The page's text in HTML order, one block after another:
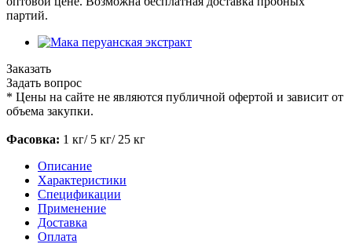
партий.
Заказать
Задать вопрос
* Цены на сайте не являются публичной офертой и зависит от
объема закупки.
Фасовка: 1 кг/ 5 кг/ 25 кг
Описание
Характеристики
Спецификации
Применение
Доставка
Оплата